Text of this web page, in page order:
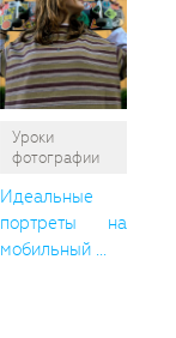
Уроки
фотографии
Идеальные
портреты на
мобильный ...